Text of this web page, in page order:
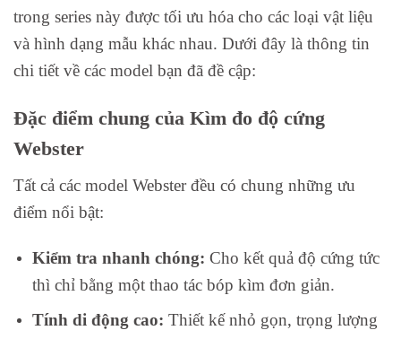
trong series này được tối ưu hóa cho các loại vật liệu
và hình dạng mẫu khác nhau. Dưới đây là thông tin
chi tiết về các model bạn đã đề cập:
Đặc điểm chung của Kìm đo độ cứng
Webster
Tất cả các model Webster đều có chung những ưu
điểm nổi bật:
Kiểm tra nhanh chóng: Cho kết quả độ cứng tức
thì chỉ bằng một thao tác bóp kìm đơn giản.
Tính di động cao: Thiết kế nhỏ gọn, trọng lượng